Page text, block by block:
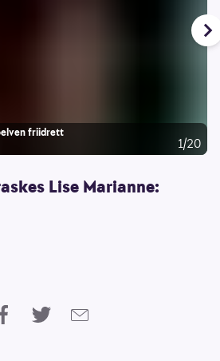
friidrett
1/20
Lise Marianne: